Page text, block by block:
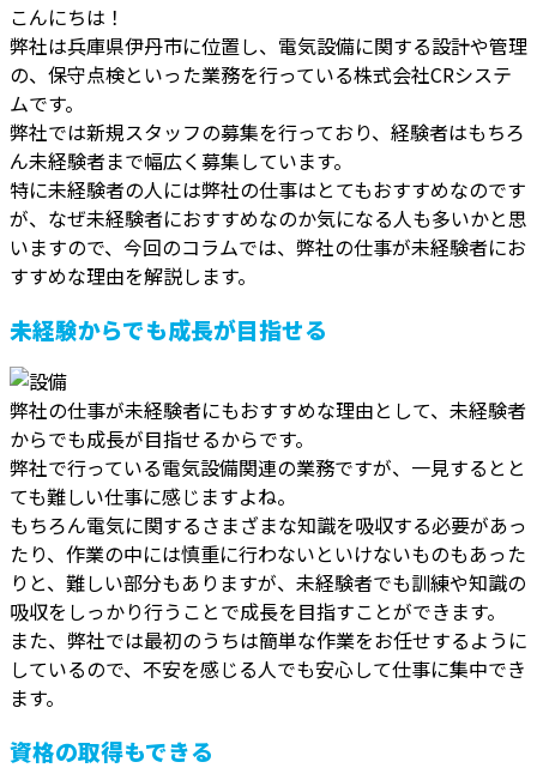
こんにちは！
弊社は兵庫県伊丹市に位置し、電気設備に関する設計や管理
の、保守点検といった業務を行っている株式会社CRシステ
ムです。
弊社では新規スタッフの募集を行っており、経験者はもちろ
ん未経験者まで幅広く募集しています。
特に未経験者の人には弊社の仕事はとてもおすすめなのです
が、なぜ未経験者におすすめなのか気になる人も多いかと思
いますので、今回のコラムでは、弊社の仕事が未経験者にお
すすめな理由を解説します。
未経験からでも成長が目指せる
弊社の仕事が未経験者にもおすすめな理由として、未経験者
からでも成長が目指せるからです。
弊社で行っている電気設備関連の業務ですが、一見するとと
ても難しい仕事に感じますよね。
もちろん電気に関するさまざまな知識を吸収する必要があっ
たり、作業の中には慎重に行わないといけないものもあった
りと、難しい部分もありますが、未経験者でも訓練や知識の
吸収をしっかり行うことで成長を目指すことができます。
また、弊社では最初のうちは簡単な作業をお任せするように
しているので、不安を感じる人でも安心して仕事に集中でき
ます。
資格の取得もできる